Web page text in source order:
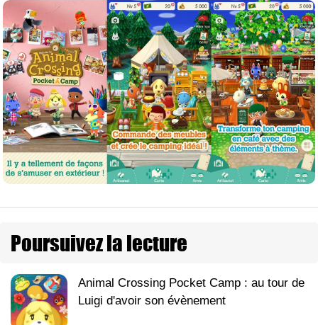
Poursuivez la lecture
Animal Crossing Pocket Camp : au tour de
Luigi d'avoir son évènement